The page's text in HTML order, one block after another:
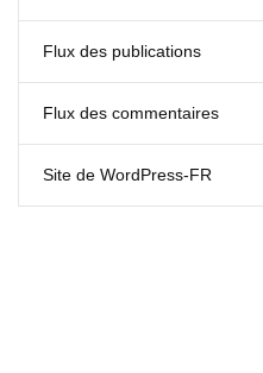
Flux des publications
Flux des commentaires
Site de WordPress-FR